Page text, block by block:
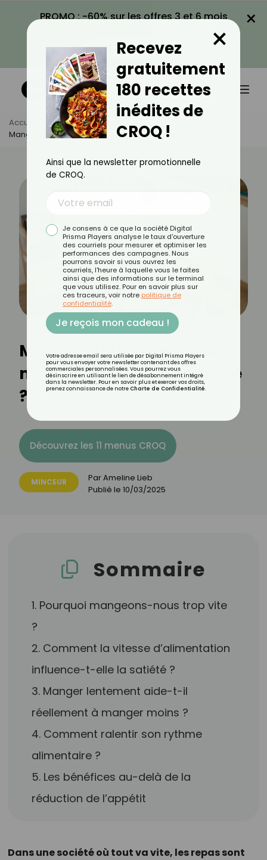
PROMO : -60% sur les offres 3 et 6 mois
VOIR LA PROMO
×
Accueil Actus
Minceur
Manger Doucement Pour Manger Moins, Ça Marche ?
Manger doucement pour
manger moins, ça marche
?
Découvrez les 11 menus CROQ
MINCEUR ParAmeline Lieb
Publié le 10/03/2025
Sommaire
1. Pourquoi mangeons-nous trop vite
?
2. Comment la vitesse d’alimentation
influence-t-elle la satiété ?
3. Manger lentement aide-t-il
réellement à manger moins ?
4. Comment ralentir son rythme
alimentaire ?
5. Les bénéfices au-delà de la
réduction de l’appétit
Dans une société où tout va vite, les repas sont
Recevez
gratuitement
180 recettes
inédites de
CROQ !
×
Ainsi que la newsletter promotionnelle
de CROQ.
Je consens à ce que la société Digital
Prisma Players analyse le taux d'ouverture
des courriels pour mesurer et optimiser les
performances des campagnes. Nous
pourrons savoir si vous ouvrez les
courriels, l'heure à laquelle vous le faites
ainsi que des informations sur le terminal
que vous utilisez. Pour en savoir plus sur
ces traceurs, voir notre politique de
confidentialité.
Je reçois mon cadeau !
Votre adresse email sera utilisée par Digital Prisma Players
pour vous envoyer votre newsletter contenant des offres
commerciales personnalisées. Vous pourrez vous
désinscrire en utilisant le lien de désabonnement intégré
dans la newsletter. Pour en savoir plus et exercer vos droits,
prenez connaissance de notre Charte de Confidentialité.